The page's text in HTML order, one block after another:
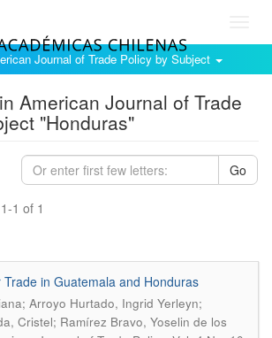
Journal of Trade Policy by Subject
American Journal of Trade
"Honduras"
Go
1 of 1
Trade in Guatemala and Honduras
Arroyo Hurtado, Ingrid Yerleyn;
Cristel; Ramírez Bravo, Yoselin de los